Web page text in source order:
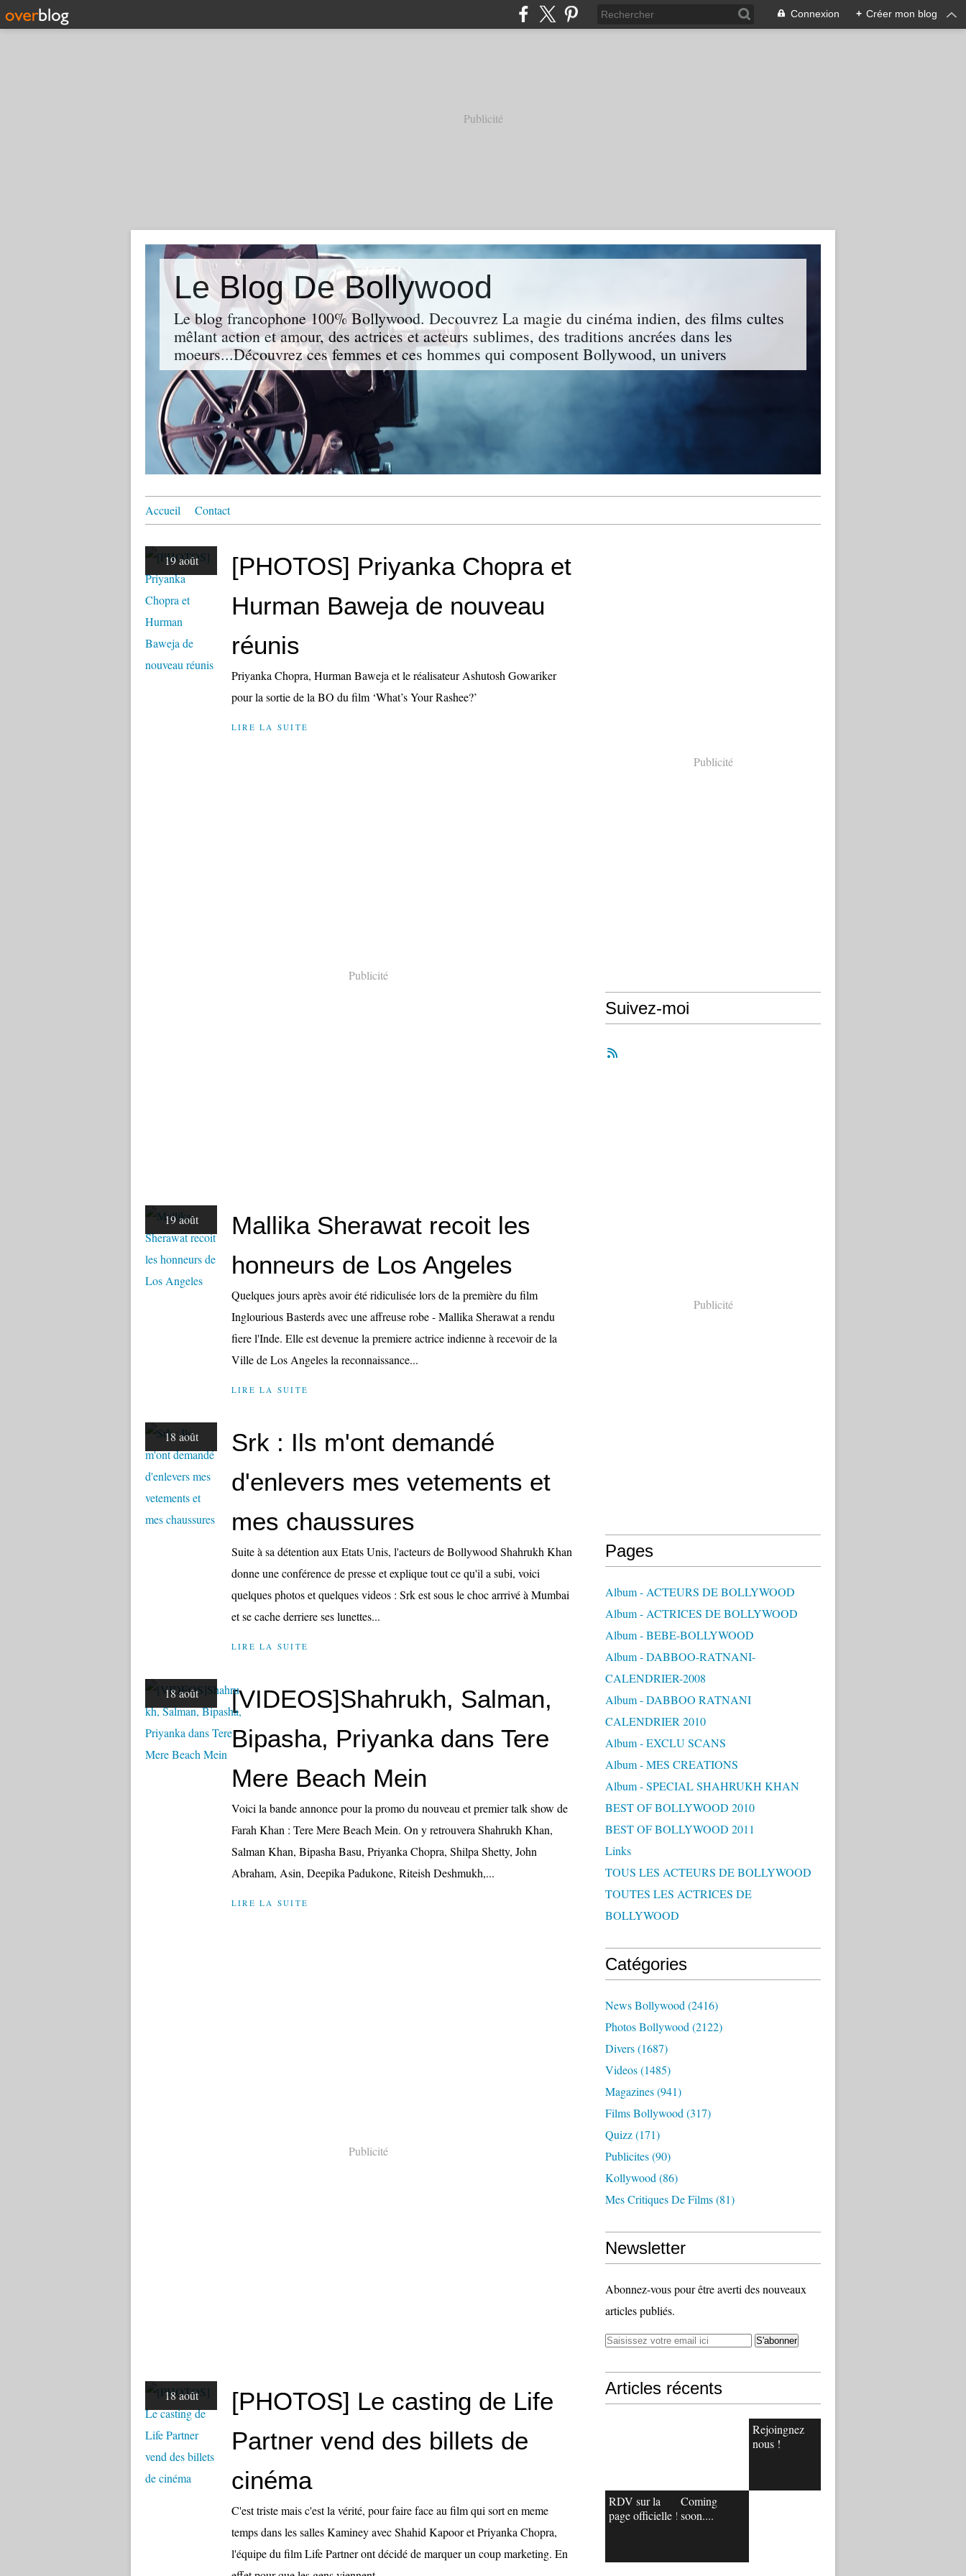
Connexion + Créer mon blog
Publicité
Le Blog De Bollywood
Le blog francophone 100% Bollywood. Decouvrez La magie du cinéma indien, des films cultes
mêlant action et amour, des actrices et acteurs sublimes, des traditions ancrées dans les
moeurs...Découvrez ces femmes et ces hommes qui composent Bollywood, un univers
Accueil Contact
19 août
[PHOTOS] Priyanka Chopra et
Hurman Baweja de nouveau
réunis
Priyanka Chopra, Hurman Baweja et le réalisateur Ashutosh Gowariker
pour la sortie de la BO du film ‘What’s Your Rashee?’
LIRE LA SUITE
Publicité
19 août
Mallika Sherawat recoit les
honneurs de Los Angeles
Quelques jours après avoir été ridiculisée lors de la première du film
Inglourious Basterds avec une affreuse robe - Mallika Sherawat a rendu
fiere l'Inde. Elle est devenue la premiere actrice indienne à recevoir de la
Ville de Los Angeles la reconnaissance...
LIRE LA SUITE
18 août
Srk : Ils m'ont demandé
d'enlevers mes vetements et
mes chaussures
Suite à sa détention aux Etats Unis, l'acteurs de Bollywood Shahrukh Khan
donne une conférence de presse et explique tout ce qu'il a subi, voici
quelques photos et quelques videos : Srk est sous le choc arrrivé à Mumbai
et se cache derriere ses lunettes...
LIRE LA SUITE
18 août
[VIDEOS]Shahrukh, Salman,
Bipasha, Priyanka dans Tere
Mere Beach Mein
Voici la bande annonce pour la promo du nouveau et premier talk show de
Farah Khan : Tere Mere Beach Mein. On y retrouvera Shahrukh Khan,
Salman Khan, Bipasha Basu, Priyanka Chopra, Shilpa Shetty, John
Abraham, Asin, Deepika Padukone, Riteish Deshmukh,...
LIRE LA SUITE
Publicité
18 août
[PHOTOS] Le casting de Life
Partner vend des billets de
cinéma
C'est triste mais c'est la vérité, pour faire face au film qui sort en meme
temps dans les salles Kaminey avec Shahid Kapoor et Priyanka Chopra,
l'équipe du film Life Partner ont décidé de marquer un coup marketing. En
Publicité
Suivez-moi
Publicité
Pages
Album - ACTEURS DE BOLLYWOOD
Album - ACTRICES DE BOLLYWOOD
Album - BEBE-BOLLYWOOD
Album - DABBOO-RATNANI-
CALENDRIER-2008
Album - DABBOO RATNANI
CALENDRIER 2010
Album - EXCLU SCANS
Album - MES CREATIONS
Album - SPECIAL SHAHRUKH KHAN
BEST OF BOLLYWOOD 2010
BEST OF BOLLYWOOD 2011
Links
TOUS LES ACTEURS DE BOLLYWOOD
TOUTES LES ACTRICES DE
BOLLYWOOD
Catégories
News Bollywood (2416)
Photos Bollywood (2122)
Divers(1687)
Videos(1485)
Magazines(941)
Films Bollywood (317)
Quizz(171)
Publicites(90)
Kollywood (86)
Mes Critiques De Films(81)
Newsletter
Abonnez-vous pour être averti des nouveaux
articles publiés.
Articles récents
Rejoingnez
nous !
RDV sur la
page officielle !
Coming
soon....